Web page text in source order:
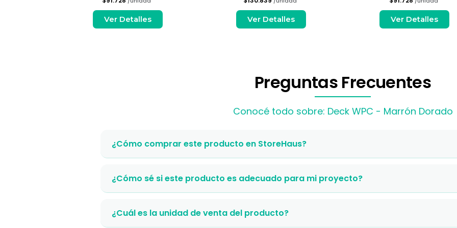
Ver Detalles Ver Detalles Ver Detalles
Preguntas Frecuentes
Conocé todo sobre: Deck WPC - Marrón Dorado
¿Cómo comprar este producto en StoreHaus?
¿Cómo sé si este producto es adecuado para mi proyecto?
¿Cuál es la unidad de venta del producto?